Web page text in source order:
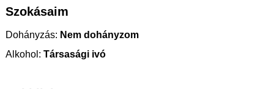
Szokásaim
Dohányzás: Nem dohányzom
Alkohol: Társasági ivó